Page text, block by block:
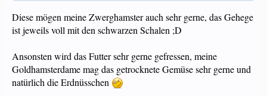
Diese mögen meine Zwerghamster auch sehr gerne, das Gehege
ist jeweils voll mit den schwarzen Schalen ;D
Ansonsten wird das Futter sehr gerne gefressen, meine
Goldhamsterdame mag das getrocknete Gemüse sehr gerne und
natürlich die Erdnüsschen